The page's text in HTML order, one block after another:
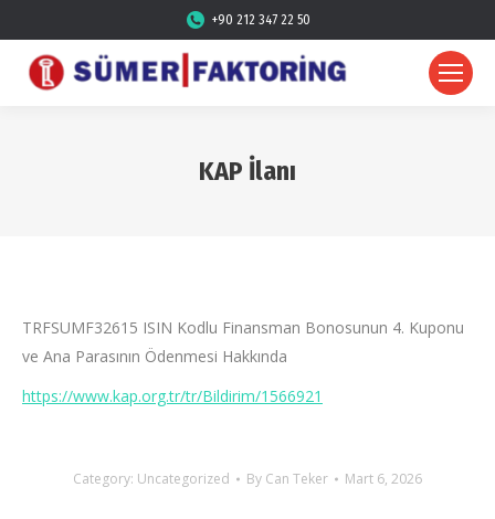
+90 212 347 22 50
KAP İlanı
TRFSUMF32615 ISIN Kodlu Finansman Bonosunun 4. Kuponu
ve Ana Parasının Ödenmesi Hakkında
https://www.kap.org.tr/tr/Bildirim/1566921
Category: Uncategorized By Can Teker Mart 6, 2026